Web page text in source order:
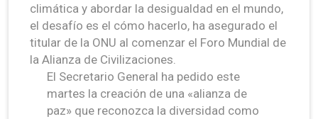
climática y abordar la desigualdad en el mundo,
el desafío es el cómo hacerlo, ha asegurado el
titular de la ONU al comenzar el Foro Mundial de
la Alianza de Civilizaciones.
El Secretario General ha pedido este
martes la creación de una «alianza de
paz» que reconozca la diversidad como